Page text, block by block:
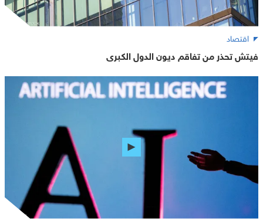
اقتصاد
فيتش تحذر من تفاقم ديون الدول الكبرى